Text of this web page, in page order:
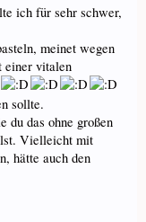
ich für sehr schwer,
meinet wegen
einer vitalen
sollte.
du das ohne großen
Vielleicht mit
hätte auch den